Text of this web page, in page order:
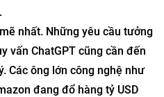
nhất. Những yêu cầu tưởng
vấn ChatGPT cũng cần đến
Các ông lớn công nghệ như
đang đổ hàng tỷ USD